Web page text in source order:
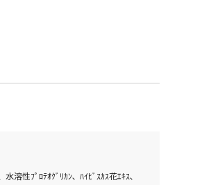
溶性ﾌﾟﾛﾃｵｸﾞﾘｶﾝ､ ﾊｲﾋﾞｽｶｽ花ｴｷｽ､